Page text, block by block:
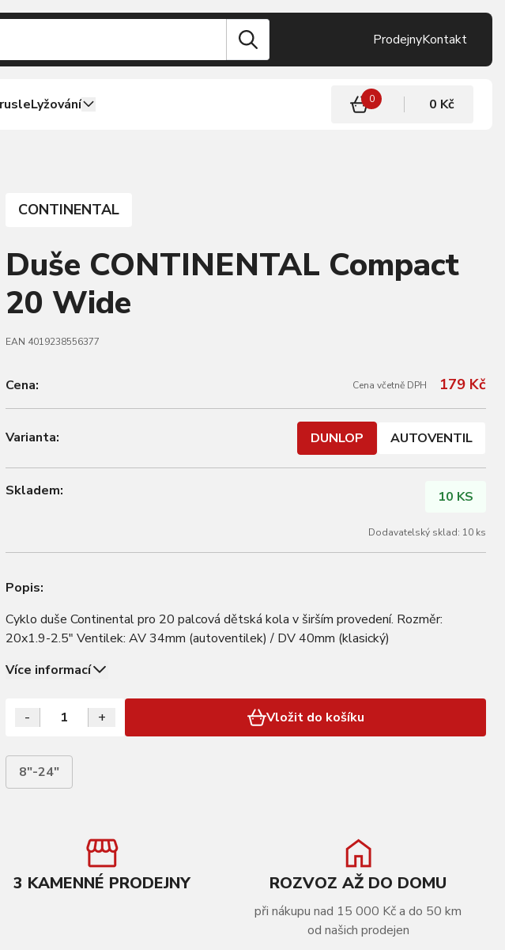
ProdejnyKontakt
Lyžování 0 0 Kč
CONTINENTAL
Duše CONTINENTAL Compact
20 Wide
EAN 4019238556377
Cena: Cena včetně DPH 179 Kč
Varianta: DUNLOP AUTOVENTIL
Skladem: 10 KS
Dodavatelský sklad: 10 ks
Popis:
Cyklo duše Continental pro 20 palcová dětská kola v širším provedení. Rozměr:
20x1.9-2.5" Ventilek: AV 34mm (autoventilek) / DV 40mm (klasický)
Více informací
- + Vložit do košíku
8"-24"
3 KAMENNÉ PRODEJNY ROZVOZ AŽ DO DOMU
při nákupu nad 15 000 Kč a do 50 km
od našich prodejen